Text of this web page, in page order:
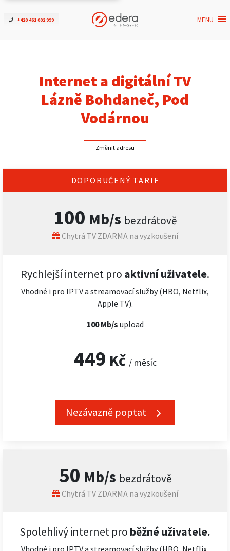
+420 461 002 999 MENU
Ověřit dostupnost
ČEZNET TV
Kontakt
Internet a digitální TV
Lázně Bohdaneč, Pod
Vodárnou
Změnit adresu
50 Mb/s bezdrátově
Chytrá TV ZDARMA na vyzkoušení
Spolehlivý internet pro běžné uživatele.
Vhodné i pro IPTV a streamovací služby (HBO, Netflix,
DOPORUČENÝ TARIF
100 Mb/s bezdrátově
Chytrá TV ZDARMA na vyzkoušení
Rychlejší internet pro aktivní uživatele.
Vhodné i pro IPTV a streamovací služby (HBO, Netflix,
Apple TV).
100 Mb/s upload
449 Kč / měsíc
Nezávazně poptat